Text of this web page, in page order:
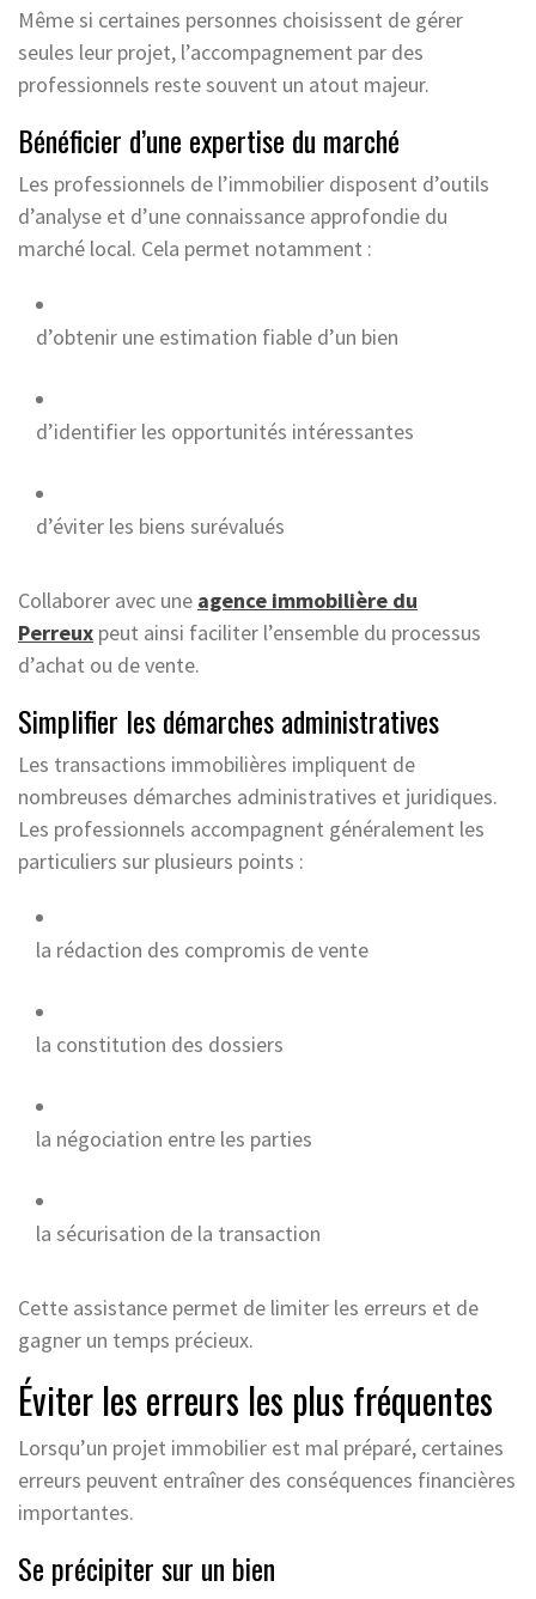
Même si certaines personnes choisissent de gérer
seules leur projet, l’accompagnement par des
professionnels reste souvent un atout majeur.
Bénéficier d’une expertise du marché
Les professionnels de l’immobilier disposent d’outils
d’analyse et d’une connaissance approfondie du
marché local. Cela permet notamment :
d’obtenir une estimation fiable d’un bien
d’identifier les opportunités intéressantes
d’éviter les biens surévalués
Collaborer avec une agence immobilière du
Perreux peut ainsi faciliter l’ensemble du processus
d’achat ou de vente.
Simplifier les démarches administratives
Les transactions immobilières impliquent de
nombreuses démarches administratives et juridiques.
Les professionnels accompagnent généralement les
particuliers sur plusieurs points :
la rédaction des compromis de vente
la constitution des dossiers
la négociation entre les parties
la sécurisation de la transaction
Cette assistance permet de limiter les erreurs et de
gagner un temps précieux.
Éviter les erreurs les plus fréquentes
Lorsqu’un projet immobilier est mal préparé, certaines
erreurs peuvent entraîner des conséquences financières
importantes.
Se précipiter sur un bien